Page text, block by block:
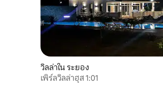
วิลล่าใน ระยอง
เพิร์ลวิลล่าฮุส 1:01